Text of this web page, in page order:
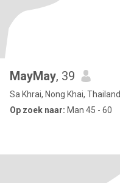
MayMay, 39
Sa Khrai, Nong Khai, Thailand
Op zoek naar: Man 45 - 60